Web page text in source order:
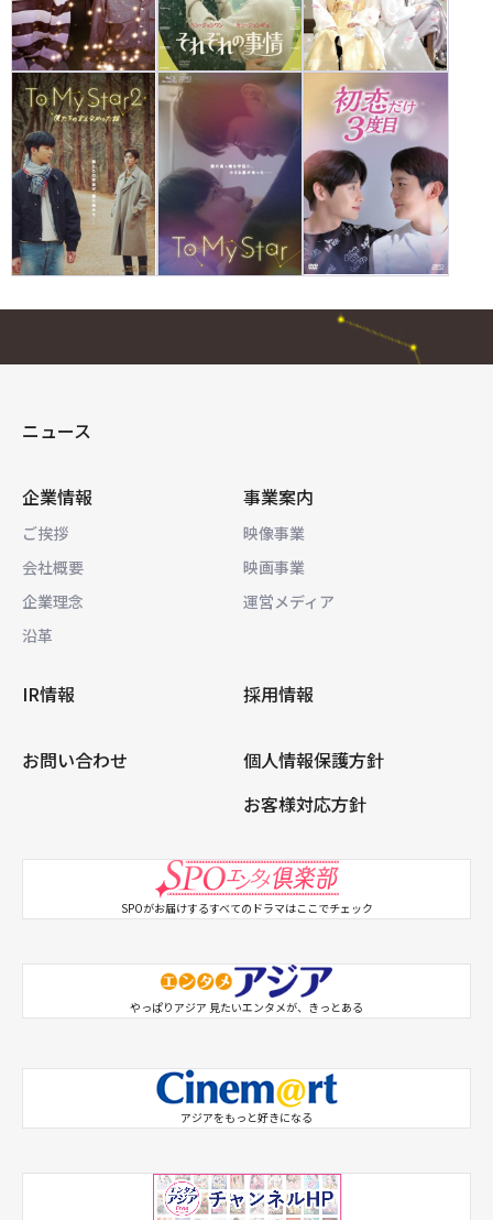
ニュース
企業情報
ご挨拶
会社概要
企業理念
沿革
事業案内
映像事業
映画事業
運営メディア
IR情報 採用情報
お問い合わせ
個人情報保護方針
お客様対応方針
SPOがお届けするすべてのドラマはここでチェック
やっぱりアジア 見たいエンタメが、きっとある
アジアをもっと好きになる